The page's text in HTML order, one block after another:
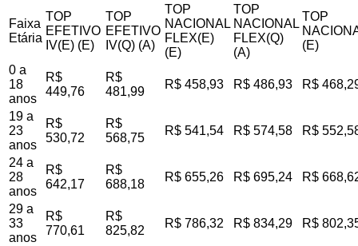
Faixa
Etária
TOP
EFETIVO
IV(E) (E)
TOP
EFETIVO
IV(Q) (A)
TOP
NACIONAL
FLEX(E)
(E)
TOP
NACIONAL
FLEX(Q)
(A)
TOP
(E)
0 a
18
anos
R$
449,76
R$
481,99
R$ 458,93 R$ 486,93 R$
19 a
23
anos
R$
530,72
R$
568,75
R$ 541,54 R$ 574,58 R$
24 a
28
anos
R$
642,17
R$
688,18
R$ 655,26 R$ 695,24 R$
29 a
33
anos
R$
770,61
R$
825,82
R$ 786,32 R$ 834,29 R$